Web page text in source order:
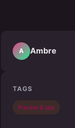
A Ambre
TAGS
Piscine & spa